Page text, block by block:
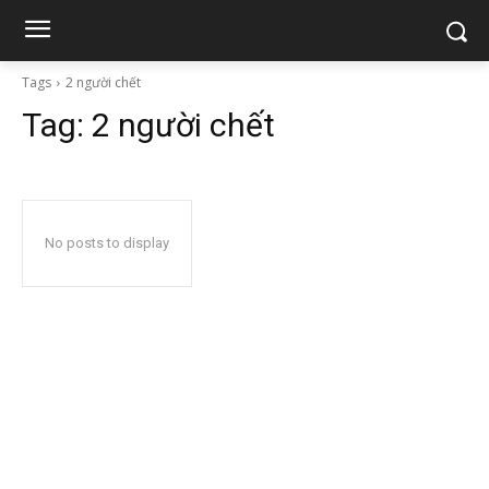
Tags 2 người chết
Tag: 2 người chết
No posts to display